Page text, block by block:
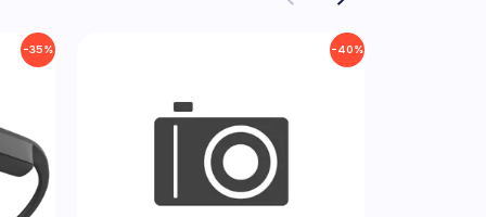
−35% −40%